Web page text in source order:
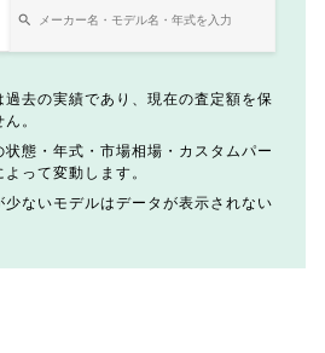
去の実績であり、現在の査定額を保
。
態・年式・市場相場・カスタムパー
って変動します。
ないモデルはデータが表示されない